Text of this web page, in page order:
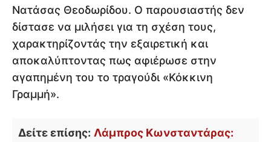
Νατάσας Θεοδωρίδου. Ο παρουσιαστής δεν
δίστασε να μιλήσει για τη σχέση τους,
χαρακτηρίζοντάς την εξαιρετική και
αποκαλύπτοντας πως αφιέρωσε στην
αγαπημένη του το τραγούδι «Κόκκινη
Γραμμή».
Δείτε επίσης: Λάμπρος Κωνσταντάρας: